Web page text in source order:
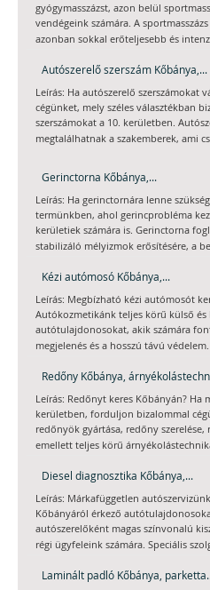
gyógymasszázst, azon belül
vendégeink számára. A
azonban sokkal erőteljesebb és
Autószerelő szerszám Kőbánya,...
Leírás: Ha autószerelő szerszámokat
cégünket, mely széles választékban
szerszámokat a 10. kerületben.
megtalálhatnak a szakemberek, ami
Gerinctorna Kőbánya,...
Leírás: Ha gerinctornára lenne
termünkben, ahol gerincprobléma
kerületiek számára is. Gerinctorna
stabilizáló mélyizmok erősítésére, a
Kézi autómosó Kőbánya,...
Leírás: Megbízható kézi autómosót
Autókozmetikánk teljes körű külső
autótulajdonosokat, akik számára
megjelenés és a hosszú távú
Redőny Kőbánya,
Leírás: Redőnyt keres Kőbányán? Ha
kerületben, forduljon bizalommal
redőnyök gyártása, redőny
emellett teljes körű
Diesel diagnosztika Kőbánya,...
Leírás: Márkafüggetlen
Kőbányáról érkező
autószerelőként magas színvonalú
régi ügyfeleink számára. Speciális
Laminált padló Kőbánya,